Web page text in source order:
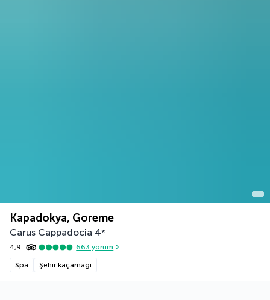
Kapadokya, Goreme
Carus Cappadocia 4*
4,9 663 yorum
Spa Şehir kaçamağı